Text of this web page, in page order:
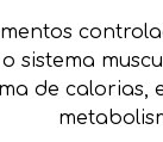
sistema
de calorias,